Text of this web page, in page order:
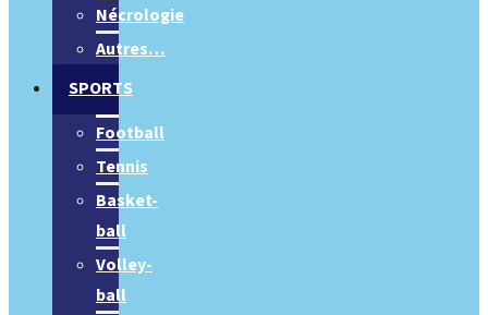
Nécrologie
Autres…
SPORTS
Football
Tennis
Basket-
ball
Volley-
ball